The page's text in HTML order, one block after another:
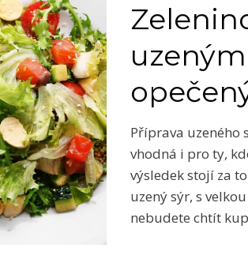
Příprava uzeného
vhodná i pro ty,
výsledek stojí za
uzený sýr, s
nebudete chtít